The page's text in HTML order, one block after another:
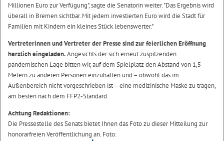
Millionen Euro zur Verfügung", sagte die Senatorin weiter. "Das Ergebnis wird
überall in Bremen sichtbar. Mit jedem investierten Euro wird die Stadt für
Familien mit Kindern ein kleines Stück lebenswerter."
Vertreterinnen und Vertreter der Presse sind zur feierlichen Eröffnung
herzlich eingeladen.Angesichts der sich erneut zuspitzenden
pandemischen Lage bitten wir, auf dem Spielplatz den Abstand von 1,5
Metern zu anderen Personen einzuhalten und – obwohl das im
Außenbereich nicht vorgeschrieben ist – eine medizinische Maske zu tragen,
am besten nach dem FFP2-Standard.
Achtung Redaktionen:
Die Pressestelle des Senats bietet Ihnen das Foto zu dieser Mitteilung zur
honorarfreien Veröffentlichung an. Foto: